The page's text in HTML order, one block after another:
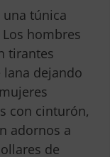
túnica
hombres
tirantes
lana dejando
con cinturón,
adornos a
de